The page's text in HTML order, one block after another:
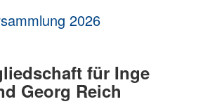
2026
für Inge
Georg Reich